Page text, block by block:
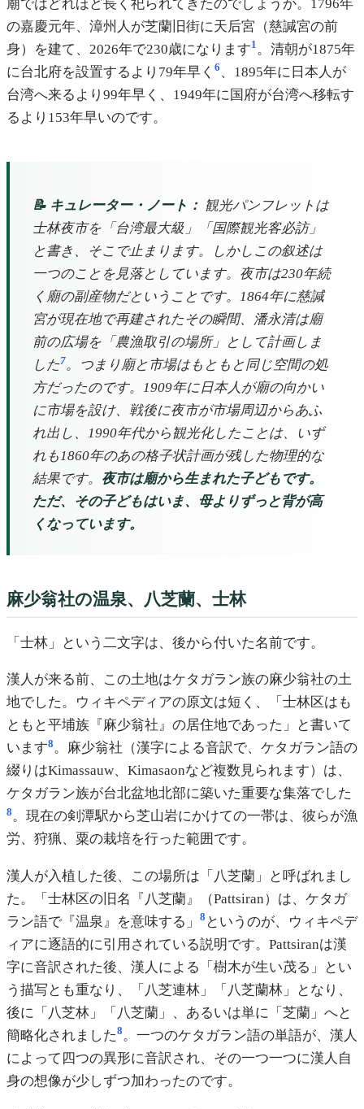
廟ではどれほど長く祀られてきたのでしょうか。1796年
の嘉慶元年、漳州人が芝蘭旧街に天后宮（慈諴宮の前
身）を建て、2026年で230歳になります1 。清朝が1875年
に台北府を設置するより79年早く 6 、1895年に日本人が
台湾へ来るより99年早く、1949年に国府が台湾へ移転す
るより153年早いのです。
📝 キュレーター・ノート： 観光パンフレットは
士林夜市を「台湾最大級」「国際観光客必訪」
と書き、そこで止まります。しかしこの叙述は
一つのことを見落としています。夜市は230年続
く廟の副産物だということです。1864年に慈諴
宮が現在地で再建されたその瞬間、潘永清は廟
前の広場を「農漁取引の場所」として計画しま
した7。つまり廟と市場はもともと同じ空間の処
方だったのです。1909年に日本人が廟の向かい
に市場を設け、戦後に夜市が市場周辺からあふ
れ出し、1990年代から観光化したことは、いず
れも1860年のあの格子状計画が残した物理的な
結果です。 夜市は廟から生まれた子どもです。
ただ、その子どもはいま、母よりずっと背が高
くなっています。
麻少翁社の温泉、八芝蘭、士林
「士林」という二文字は、後から付いた名前です。
漢人が来る前、この土地はケタガラン族の麻少翁社の土
地でした。ウィキペディアの原文は短く、「士林区はも
ともと平埔族『麻少翁社』の居住地であった」と書いて
います8。麻少翁社（漢字による音訳で、ケタガラン語の
綴りはKimassauw、Kimasaonなど複数見られます）は、
ケタガラン族が台北盆地北部に築いた重要な集落でした
8。現在の剣潭駅から芝山岩にかけての一帯は、彼らが漁
労、狩猟、粟の栽培を行った範囲です。
漢人が入植した後、この場所は「八芝蘭」と呼ばれまし
た。「士林区の旧名『八芝蘭』（Pattsiran）は、ケタガ
ラン語で『温泉』を意味する」
8 というのが、ウィキペデ
ィアに逐語的に引用されている説明です。Pattsiranは漢
字に音訳された後、漢人による「樹木が生い茂る」とい
う描写とも重なり、「八芝連林」「八芝蘭林」となり、
後に「八芝林」「八芝蘭」、あるいは単に「芝蘭」へと
簡略化されました8。一つのケタガラン語の単語が、漢人
によって四つの異形に音訳され、その一つ一つに漢人自
身の想像が少しずつ加わったのです。